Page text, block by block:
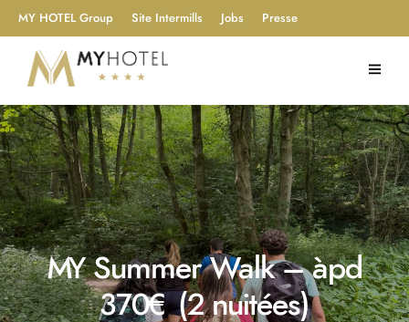
MY HOTEL Group Site Intermills Jobs Presse
MY Summer Walk – àpd
370€ (2 nuitées)